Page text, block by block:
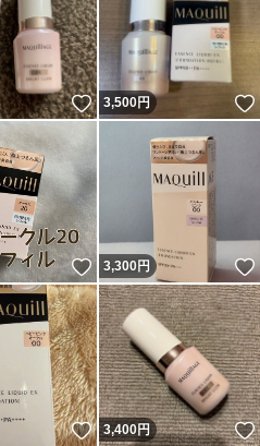
いいね！
3,500円
いいね！
3,300円
いいね！
3,400円